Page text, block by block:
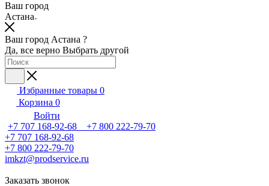
Ваш город
Астана
Ваш город Астана ?
Да, все верно Выбрать другой
Избранные товары 0
Корзина 0
Войти
+7 707 168-92-68 +7 800 222-79-70
+7 707 168-92-68
+7 800 222-79-70
imkzt@prodservice.ru
Заказать звонок